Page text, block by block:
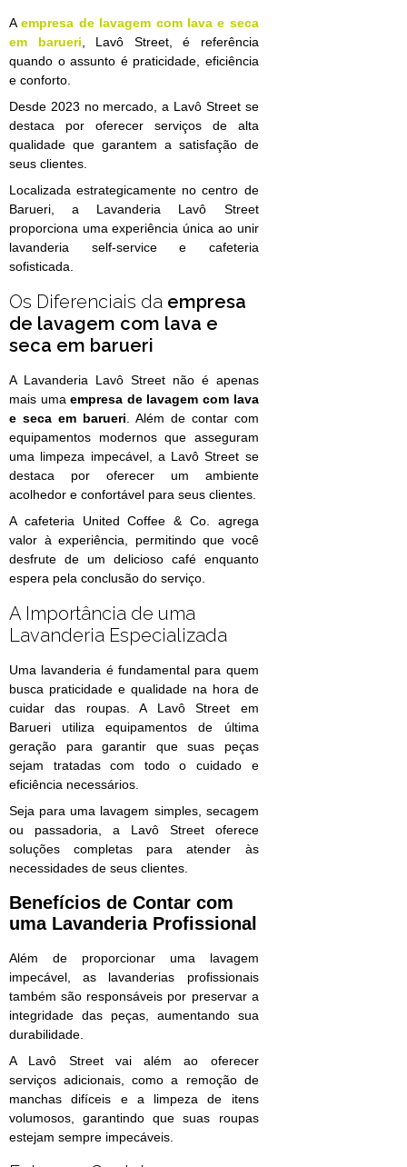
Aempresa de lavagem com lava e seca
em barueri , Lavô Street, é referência
quando o assunto é praticidade, eficiência
e conforto.
Desde 2023 no mercado, a Lavô Street se
destaca por oferecer serviços de alta
qualidade que garantem a satisfação de
seus clientes.
Localizada estrategicamente no centro de
Barueri, a Lavanderia Lavô Street
proporciona uma experiência única ao unir
lavanderia self-service e cafeteria
sofisticada.
Os Diferenciais da empresa
de lavagem com lava e
seca em barueri
A Lavanderia Lavô Street não é apenas
mais umaempresa de lavagem com lava
e seca em barueri . Além de contar com
equipamentos modernos que asseguram
uma limpeza impecável, a Lavô Street se
destaca por oferecer um ambiente
acolhedor e confortável para seus clientes.
A cafeteria United Coffee & Co. agrega
valor à experiência, permitindo que você
desfrute de um delicioso café enquanto
espera pela conclusão do serviço.
A Importância de uma
Lavanderia Especializada
Uma lavanderia é fundamental para quem
busca praticidade e qualidade na hora de
cuidar das roupas. A Lavô Street em
Barueri utiliza equipamentos de última
geração para garantir que suas peças
sejam tratadas com todo o cuidado e
eficiência necessários.
Seja para uma lavagem simples, secagem
ou passadoria, a Lavô Street oferece
soluções completas para atender às
necessidades de seus clientes.
Benefícios de Contar com
uma Lavanderia Profissional
Além de proporcionar uma lavagem
impecável, as lavanderias profissionais
também são responsáveis por preservar a
integridade das peças, aumentando sua
durabilidade.
A Lavô Street vai além ao oferecer
serviços adicionais, como a remoção de
manchas difíceis e a limpeza de itens
volumosos, garantindo que suas roupas
estejam sempre impecáveis.